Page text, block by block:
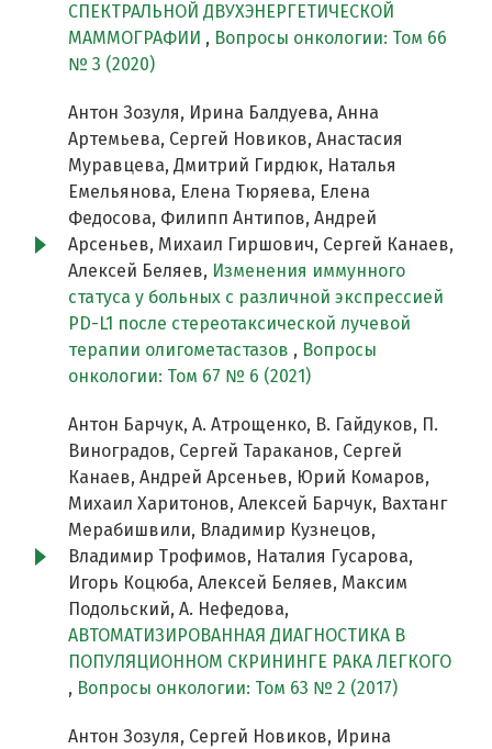
СПЕКТРАЛЬНОЙ ДВУХЭНЕРГЕТИЧЕСКОЙ
МАММОГРАФИИ , Вопросы онкологии: Том 66
№ 3 (2020)
Антон Зозуля, Ирина Балдуева, Анна
Артемьева, Сергей Новиков, Анастасия
Муравцева, Дмитрий Гирдюк, Наталья
Емельянова, Елена Тюряева, Елена
Федосова, Филипп Антипов, Андрей
Арсеньев, Михаил Гиршович, Сергей Канаев,
Алексей Беляев, Изменения иммунного
статуса у больных с различной экспрессией
PD-L1 после стереотаксической лучевой
терапии олигометастазов , Вопросы
онкологии: Том 67 № 6 (2021)
Антон Барчук, А. Атрощенко, В. Гайдуков, П.
Виноградов, Сергей Тараканов, Сергей
Канаев, Андрей Арсеньев, Юрий Комаров,
Михаил Харитонов, Алексей Барчук, Вахтанг
Мерабишвили, Владимир Кузнецов,
Владимир Трофимов, Наталия Гусарова,
Игорь Коцюба, Алексей Беляев, Максим
Подольский, А. Нефедова,
АВТОМАТИЗИРОВАННАЯ ДИАГНОСТИКА В
ПОПУЛЯЦИОННОМ СКРИНИНГЕ РАКА ЛЕГКОГО
, Вопросы онкологии: Том 63 № 2 (2017)
Антон Зозуля, Сергей Новиков, Ирина